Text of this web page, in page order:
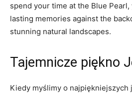
spend your time at the Blue
lasting memories against the
stunning natural landscapes.
Tajemnicze ‍piękno
Kiedy myślimy o ‌najpiękniejszych